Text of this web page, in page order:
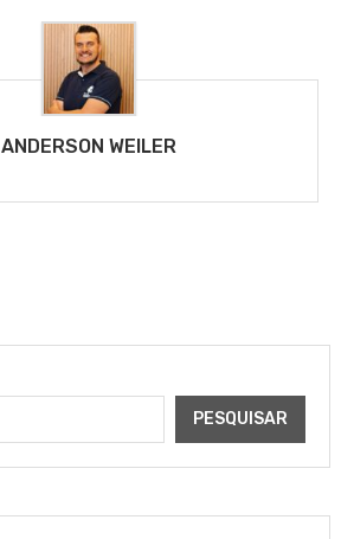
ANDERSON WEILER
PESQUISAR